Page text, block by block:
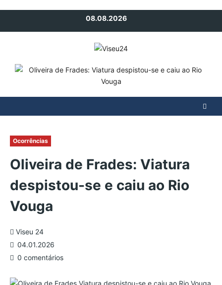
08.08.2026
Ocorrências
Oliveira de Frades: Viatura
despistou-se e caiu ao Rio
Vouga
Viseu 24
04.01.2026
0 comentários